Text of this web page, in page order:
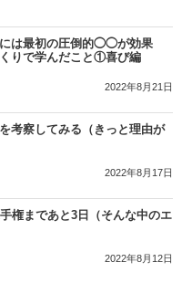
は最初の圧倒的◯◯が効果
りで学んだこと①喜び編
2022年8月21日
考察してみる（きっと理由が
2022年8月17日
権まであと3日（そんな中のエ
2022年8月12日